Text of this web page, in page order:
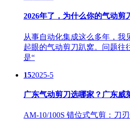
2026年了，为什么你的气动
从事自动化集成这么多年，我
起眼的气动剪刀趴窝。问题往
是“
152025-5
广东气动剪刀选哪家？广东
AM-10/100S 错位式气剪：刀